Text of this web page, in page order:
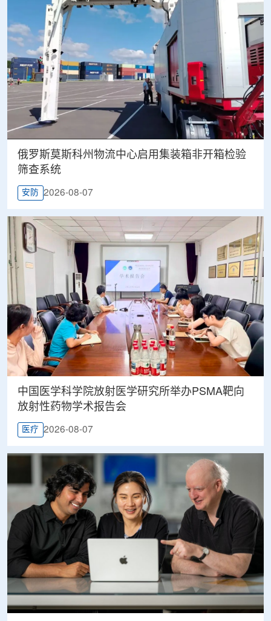
俄罗斯莫斯科州物流中心启用集装箱非开箱检验
筛查系统
安防 2026-08-07
中国医学科学院放射医学研究所举办PSMA靶向
放射性药物学术报告会
医疗 2026-08-07